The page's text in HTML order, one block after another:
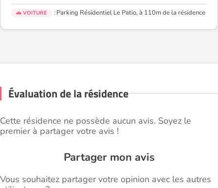
🚗 VOITURE : Parking Résidentiel Le Patio, à 110m de la résidence
Évaluation de la résidence
Cette résidence ne possède aucun avis. Soyez le
premier à partager votre avis !
Partager mon avis
Vous souhaitez partager votre opinion avec les autres